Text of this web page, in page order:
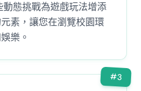
動態挑戰為遊戲玩法增添
素，讓您在瀏覽校園環
樂。
#3